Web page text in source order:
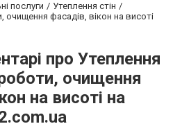
послуги
Утеплення стін
очищення фасадів, вікон на висоті
про Утеплення
очищення
на висоті на